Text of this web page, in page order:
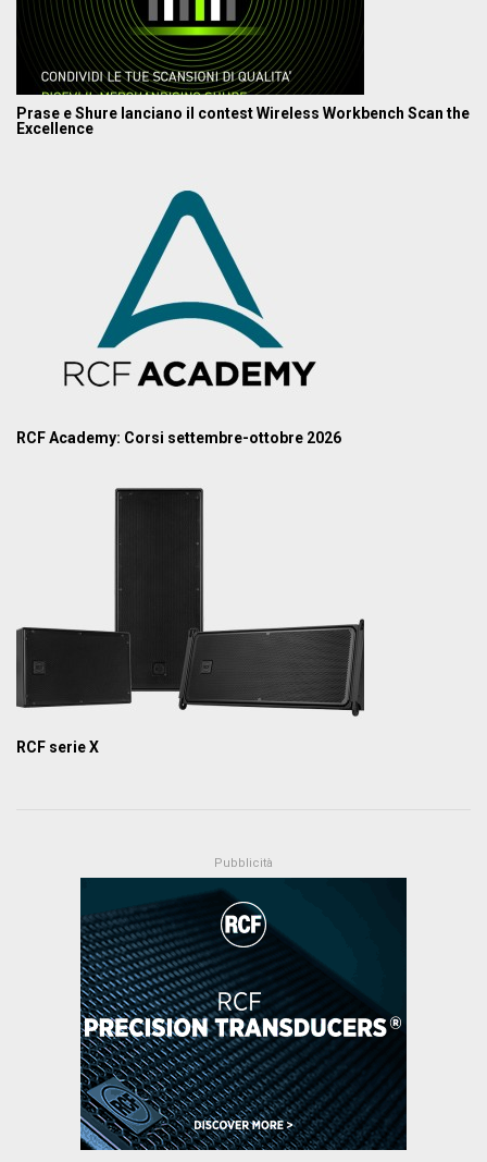
Prase e Shure lanciano il contest Wireless Workbench Scan the
Excellence
RCF Academy: Corsi settembre-ottobre 2026
RCF serie X